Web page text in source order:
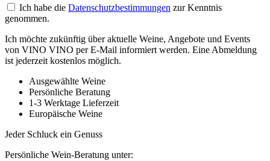
Ich habe die Datenschutzbestimmungen zur Kenntnis
genommen.
Ich möchte zukünftig über aktuelle Weine, Angebote und Events
von VINO VINO per E-Mail informiert werden. Eine Abmeldung
ist jederzeit kostenlos möglich.
Ausgewählte Weine
Persönliche Beratung
1-3 Werktage Lieferzeit
Europäische Weine
Jeder Schluck ein Genuss
Persönliche Wein-Beratung unter: